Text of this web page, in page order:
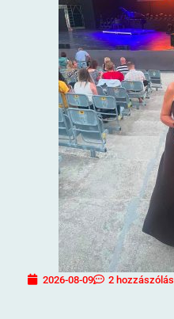
2026-08-09 2 hozzászólás